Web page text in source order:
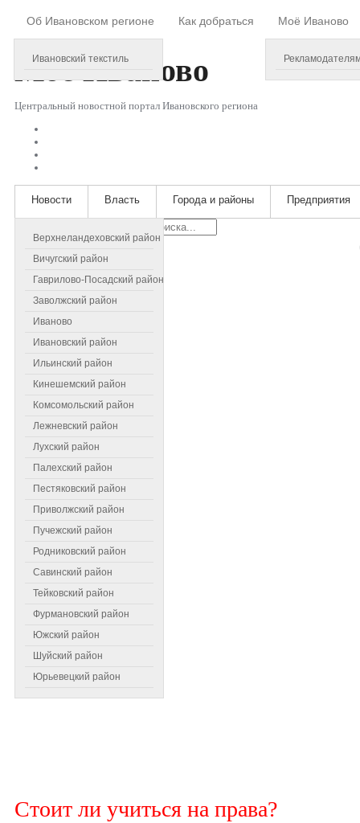
Об Ивановском регионе
Ивановский текстиль
Как добраться Моё Иваново
МоёИваново
Центральный новостной портал Ивановского региона
Новости
Верхнеландеховский район
Вичугский район
Гаврилово-Посадский район
Заволжский район
Иваново
Ивановский район
Ильинский район
Кинешемский район
Комсомольский район
Лежневский район
Лухский район
Палехский район
Пестяковский район
Приволжский район
Пучежский район
Родниковский район
Савинский район
Тейковский район
Фурмановский район
Южский район
Шуйский район
Юрьевецкий район
Власть Города и районы Предприятия
Самое читаемое
Стоит ли учиться на права?